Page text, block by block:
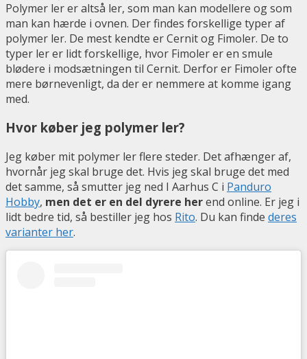
Polymer ler er altså ler, som man kan modellere og som
man kan hærde i ovnen. Der findes forskellige typer af
polymer ler. De mest kendte er Cernit og Fimoler. De to
typer ler er lidt forskellige, hvor Fimoler er en smule
blødere i modsætningen til Cernit. Derfor er Fimoler ofte
mere børnevenligt, da der er nemmere at komme igang
med.
Hvor køber jeg polymer ler?
Jeg køber mit polymer ler flere steder. Det afhænger af,
hvornår jeg skal bruge det. Hvis jeg skal bruge det med
det samme, så smutter jeg ned I Aarhus C i Panduro
Hobby, men det er en del dyrere herend online. Er jeg i
lidt bedre tid, så bestiller jeg hos Rito. Du kan finde deres
varianter her.